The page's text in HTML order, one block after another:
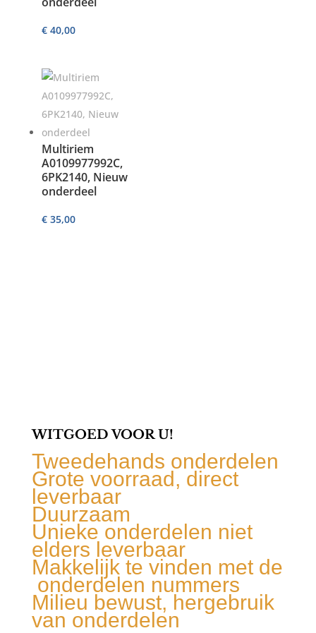
€40,00
Multiriem
A0109977992C,
6PK2140, Nieuw
onderdeel
€35,00
WITGOED VOOR U!
Tweedehands onderdelen
Grote voorraad, direct
leverbaar
Duurzaam
Unieke onderdelen niet
elders leverbaar
Makkelijk te vinden met de
onderdelen nummers
Milieu bewust, hergebruik
van onderdelen